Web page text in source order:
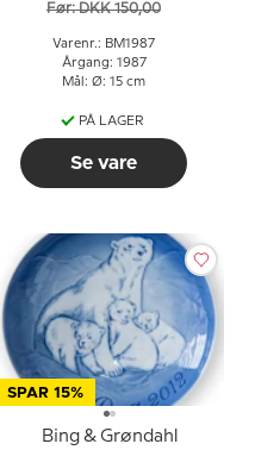
Før: DKK 150,00
Varenr.: BM1987
Årgang: 1987
Mål: Ø: 15 cm
PÅ LAGER
Se vare
SPAR 15%
Bing & Grøndahl